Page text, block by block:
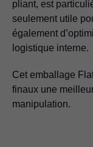
pliant, est
seulement utile
également
logistique interne.
Cet emballage
finaux une
manipulation.